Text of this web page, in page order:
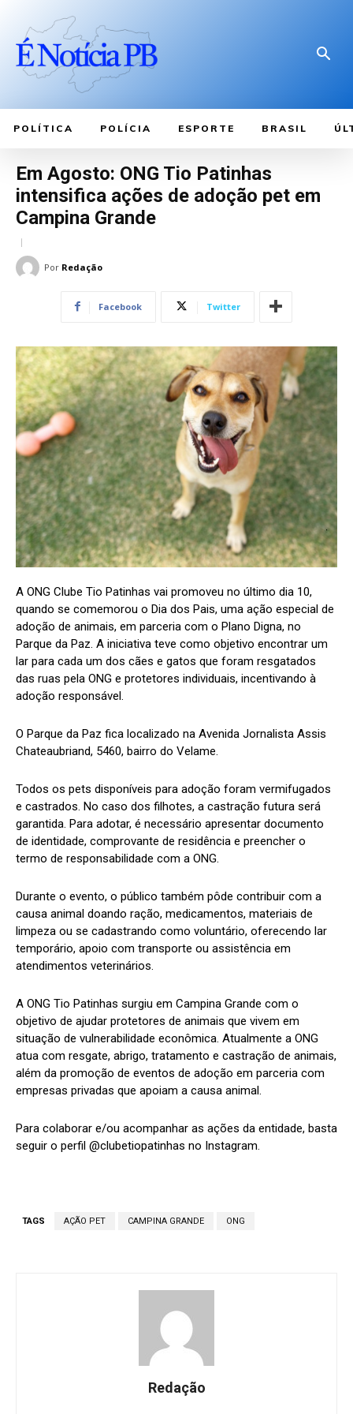
POLÍTICA POLÍCIA ESPORTE BRASIL
Em Agosto: ONG Tio Patinhas
intensifica ações de adoção pet em
Campina Grande
Por Redação
Facebook Twitter
A ONG Clube Tio Patinhas vai promoveu no último dia 10,
quando se comemorou o Dia dos Pais, uma ação especial de
adoção de animais, em parceria com o Plano Digna, no
Parque da Paz. A iniciativa teve como objetivo encontrar um
lar para cada um dos cães e gatos que foram resgatados
das ruas pela ONG e protetores individuais, incentivando à
adoção responsável.
O Parque da Paz fica localizado na Avenida Jornalista Assis
Chateaubriand, 5460, bairro do Velame.
Todos os pets disponíveis para adoção foram vermifugados
e castrados. No caso dos filhotes, a castração futura será
garantida. Para adotar, é necessário apresentar documento
de identidade, comprovante de residência e preencher o
termo de responsabilidade com a ONG.
Durante o evento, o público também pôde contribuir com a
causa animal doando ração, medicamentos, materiais de
limpeza ou se cadastrando como voluntário, oferecendo lar
temporário, apoio com transporte ou assistência em
atendimentos veterinários.
A ONG Tio Patinhas surgiu em Campina Grande com o
objetivo de ajudar protetores de animais que vivem em
situação de vulnerabilidade econômica. Atualmente a ONG
atua com resgate, abrigo, tratamento e castração de animais,
além da promoção de eventos de adoção em parceria com
empresas privadas que apoiam a causa animal.
Para colaborar e/ou acompanhar as ações da entidade, basta
seguir o perfil @clubetiopatinhas no Instagram.
TAGS AÇÃO PET CAMPINA GRANDE ONG
Redação